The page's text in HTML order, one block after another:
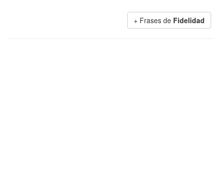
+ Frases de Fidelidad